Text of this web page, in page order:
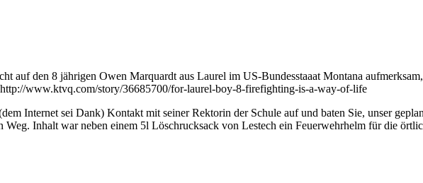
auf den 8 jährigen Owen Marquardt aus Laurel im US-Bundesstaaat Montana
www.ktvq.com/story/36685700/for-laurel-boy-8-firefighting-is-a-way-of-life
Internet sei Dank) Kontakt mit seiner Rektorin der Schule auf und baten Sie, unser
Inhalt war neben einem 5l Löschrucksack von Lestech ein Feuerwehrhelm für die